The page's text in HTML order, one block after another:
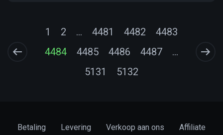
1 2 ... 4481 4482
4483
4484
4485 4486 4487
...
5131
5132
Betaling Levering Verkoop aan ons Affiliate